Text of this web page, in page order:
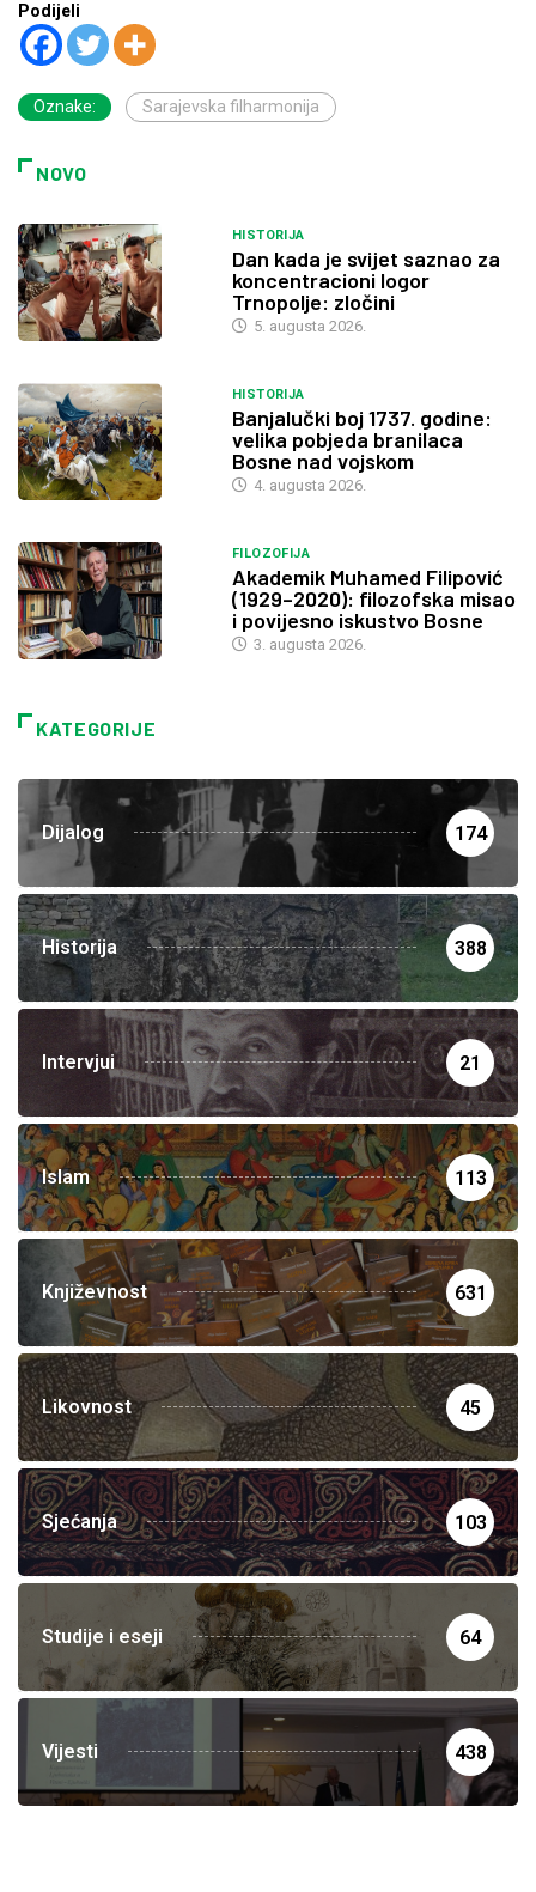
Podijeli
Oznake: Sarajevska filharmonija
NOVO
HISTORIJA
Dan kada je svijet saznao za
koncentracioni logor
Trnopolje: zločini
5. augusta 2026.
HISTORIJA
Banjalučki boj 1737. godine:
velika pobjeda branilaca
Bosne nad vojskom
4. augusta 2026.
FILOZOFIJA
Akademik Muhamed Filipović
(1929–2020): filozofska misao
i povijesno iskustvo Bosne
3. augusta 2026.
KATEGORIJE
Dijalog 174
Historija 388
Intervjui 21
Islam 113
Književnost 631
Likovnost 45
Sjećanja 103
Studije i eseji 64
Vijesti 438